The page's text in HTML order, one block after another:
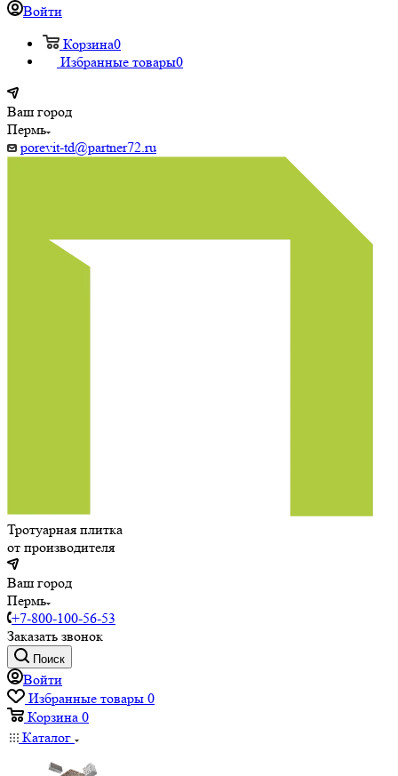
Войти
Корзина0
Избранные товары0
Ваш город
Пермь
porevit-td@partner72.ru
Тротуарная плитка
от производителя
Ваш город
Пермь
+7-800-100-56-53
Заказать звонок
Поиск
Войти
Избранные товары 0
Корзина 0
Каталог